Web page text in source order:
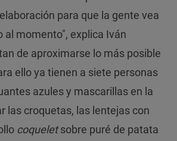
para que la gente vea
al momento", explica Iván
de aproximarse lo más posible
ello ya tienen a siete personas
azules y mascarillas en la
las croquetas, las lentejas con
coqueletsobre puré de patata